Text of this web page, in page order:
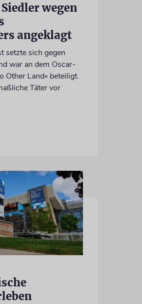
wegen
angeklagt
setzte sich gegen
war an dem Oscar-
Other Land« beteiligt.
Täter vor